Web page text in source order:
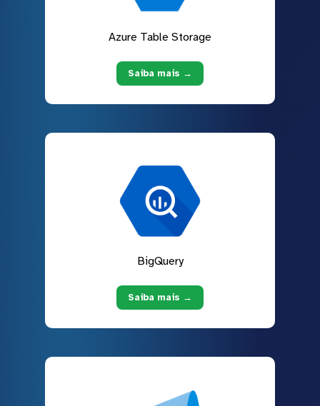
Azure Table Storage
Saiba mais →
BigQuery
Saiba mais →